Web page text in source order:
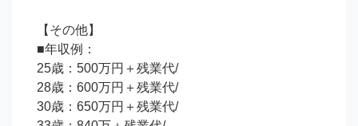
【その他】
■年収例：
25歳：500万円＋残業代/
28歳：600万円＋残業代/
30歳：650万円＋残業代/